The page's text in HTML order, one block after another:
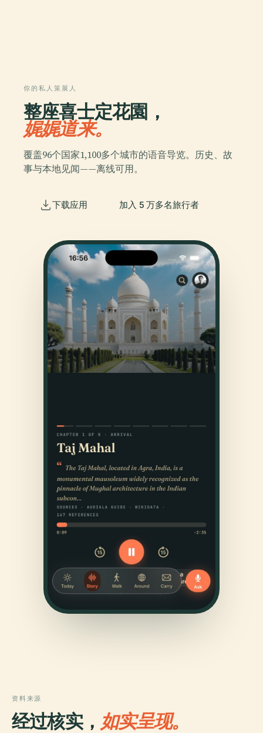
你的私人策展人
整座喜士定花園，
娓娓道来。
覆盖96个国家1,100多个城市的语音导览。历史、故
事与本地见闻——离线可用。
下载应用 加入 5 万多名旅行者
资料来源
经过核实， 如实呈现。